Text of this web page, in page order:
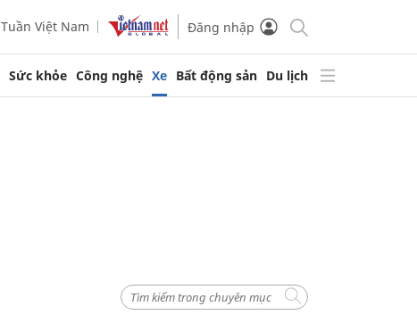
Tuần Việt Nam Đăng nhập
Sức khỏe Công nghệ Xe Bất động sản Du lịch